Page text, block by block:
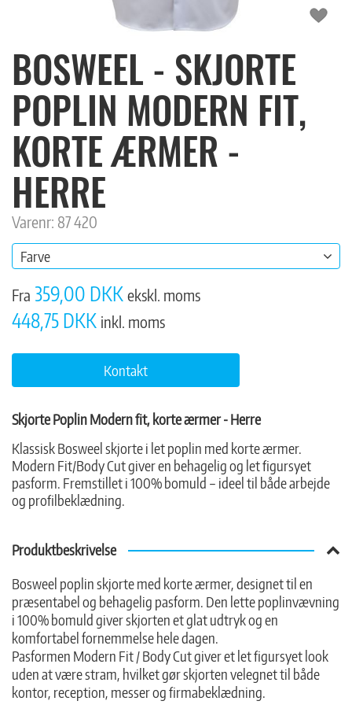
BOSWEEL - SKJORTE
POPLIN MODERN FIT,
KORTE ÆRMER -
HERRE
Varenr: 87 420
Farve
Fra 359,00 DKK ekskl. moms
448,75 DKK inkl. moms
Kontakt
Skjorte Poplin Modern fit, korte ærmer - Herre
Klassisk Bosweel skjorte i let poplin med korte ærmer.
Modern Fit/Body Cut giver en behagelig og let figursyet
pasform. Fremstillet i 100% bomuld – ideel til både arbejde
og profilbeklædning.
Produktbeskrivelse
Bosweel poplin skjorte med korte ærmer, designet til en
præsentabel og behagelig pasform. Den lette poplinvævning
i 100% bomuld giver skjorten et glat udtryk og en
komfortabel fornemmelse hele dagen.
Pasformen Modern Fit / Body Cut giver et let figursyet look
uden at være stram, hvilket gør skjorten velegnet til både
kontor, reception, messer og firmabeklædning.